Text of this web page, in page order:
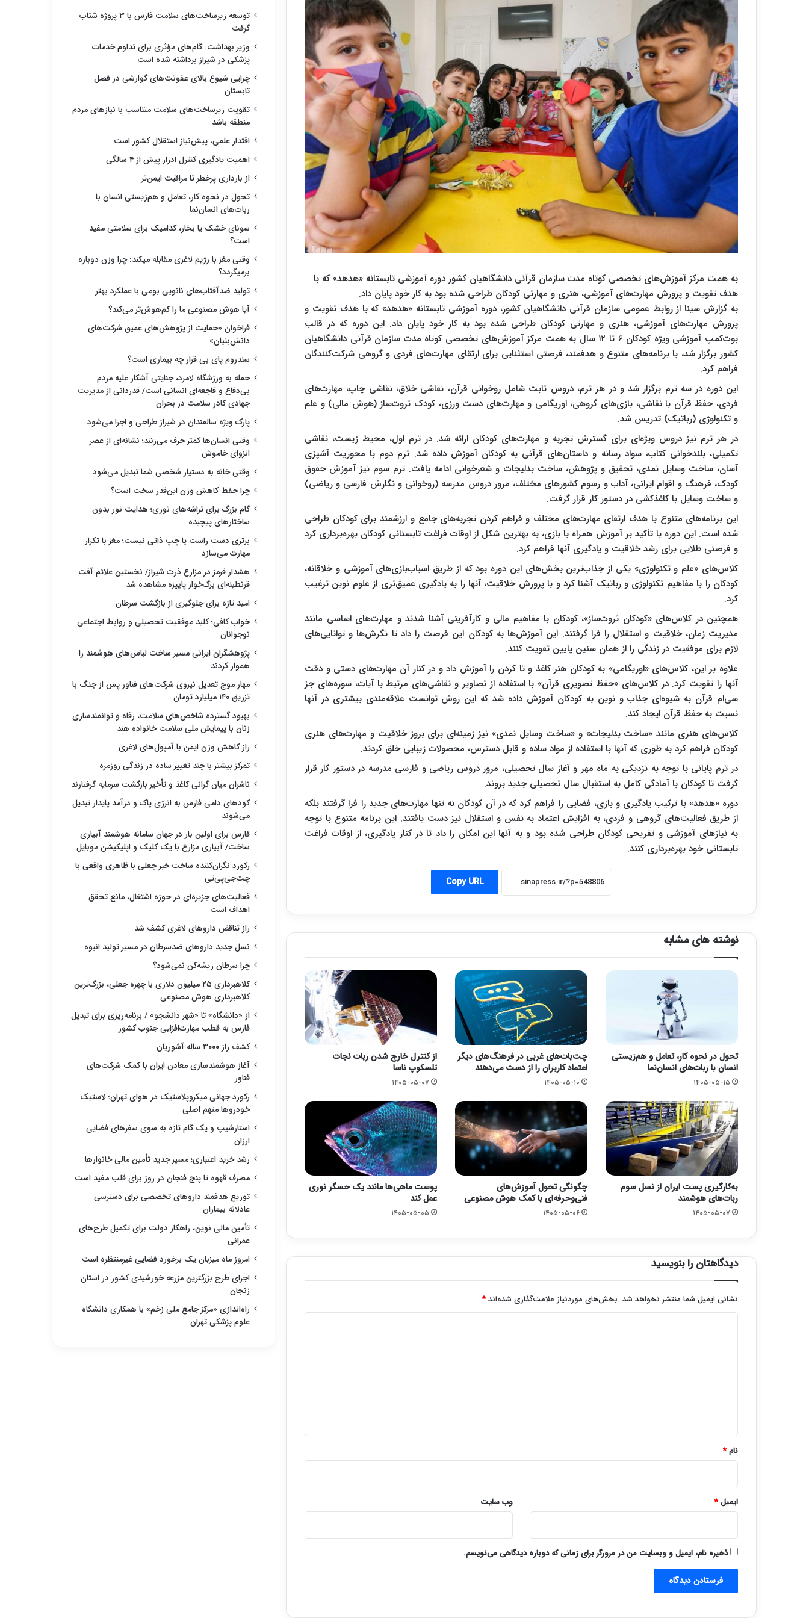
به همت مرکز آموزش‌های تخصصی کوتاه مدت سازمان قرآنی دانشگاهیان کشور دوره آموزشی تابستانه «هدهد» که با
هدف تقویت و پرورش مهارت‌های آموزشی، هنری و مهارتی کودکان طراحی شده بود به کار خود پایان داد.
به گزارش سینا از روابط عمومی سازمان قرآنی دانشگاهیان کشور، دوره آموزشی تابستانه «هدهد» که با هدف تقویت و
پرورش مهارت‌های آموزشی، هنری و مهارتی کودکان طراحی شده بود به کار خود پایان داد. این دوره که در قالب
بوت‌کمپ آموزشی ویژه کودکان ۶ تا ۱۲ سال به همت مرکز آموزش‌های تخصصی کوتاه مدت سازمان قرآنی دانشگاهیان
کشور برگزار شد، با برنامه‌های متنوع و هدفمند، فرصتی استثنایی برای ارتقای مهارت‌های فردی و گروهی شرکت‌کنندگان
فراهم کرد.
این دوره در سه ترم برگزار شد و در هر ترم، دروس ثابت شامل روخوانی قرآن، نقاشی خلاق، نقاشی چاپ، مهارت‌های
فردی، حفظ قرآن با نقاشی، بازی‌های گروهی، اوریگامی و مهارت‌های دست ورزی، کودک ثروت‌ساز (هوش مالی) و علم
و تکنولوژی (رباتیک) تدریس شد.
در هر ترم نیز دروس ویژه‌ای برای گسترش تجربه و مهارت‌های کودکان ارائه شد. در ترم اول، محیط زیست، نقاشی
تکمیلی، بلندخوانی کتاب، سواد رسانه و داستان‌های قرآنی به کودکان آموزش داده شد. ترم دوم با محوریت آشپزی
آسان، ساخت وسایل نمدی، تحقیق و پژوهش، ساخت بدلیجات و شعرخوانی ادامه یافت. ترم سوم نیز آموزش حقوق
کودک، فرهنگ و اقوام ایرانی، آداب و رسوم کشورهای مختلف، مرور دروس مدرسه (روخوانی و نگارش فارسی و ریاضی)
و ساخت وسایل با کاغذکشی در دستور کار قرار گرفت.
این برنامه‌های متنوع با هدف ارتقای مهارت‌های مختلف و فراهم کردن تجربه‌های جامع و ارزشمند برای کودکان طراحی
شده است. این دوره با تأکید بر آموزش همراه با بازی، به بهترین شکل از اوقات فراغت تابستانی کودکان بهره‌برداری کرد
و فرصتی طلایی برای رشد خلاقیت و یادگیری آنها فراهم کرد.
کلاس‌های «علم و تکنولوژی» یکی از جذاب‌ترین بخش‌های این دوره بود که از طریق اسباب‌بازی‌های آموزشی و خلاقانه،
کودکان را با مفاهیم تکنولوژی و رباتیک آشنا کرد و با پرورش خلاقیت، آ‌نها را به یادگیری عمیق‌تری از علوم نوین ترغیب
کرد.
همچنین در کلاس‌های «کودکان ثروت‌ساز»، کودکان با مفاهیم مالی و کارآفرینی آشنا شدند و مهارت‌های اساسی مانند
مدیریت زمان، خلاقیت و استقلال را فرا گرفتند. این آموزش‌ها به کودکان این فرصت را داد تا نگرش‌ها و توانایی‌های
لازم برای موفقیت در زندگی را از همان سنین پایین تقویت کنند.
علاوه بر این، کلاس‌های «اوریگامی» به کودکان هنر کاغذ و تا کردن را آموزش داد و در کنار آن مهارت‌های دستی و دقت
آنها را تقویت کرد. در کلاس‌های «حفظ تصویری قرآن» با استفاده از تصاویر و نقاشی‌های مرتبط با آیات، سوره‌های جز
سی‌ام قرآن به شیوه‌ای جذاب و نوین به کودکان آموزش داده شد که این روش توانست علاقه‌مندی بیشتری در آنها
نسبت به حفظ قرآن ایجاد کند.
کلاس‌های هنری مانند «ساخت بدلیجات» و «ساخت وسایل نمدی» نیز زمینه‌ای برای بروز خلاقیت و مهارت‌های هنری
کودکان فراهم کرد به طوری که آنها با استفاده از مواد ساده و قابل دسترس، محصولات زیبایی خلق کردند.
در ترم پایانی با توجه به نزدیکی به ماه مهر و آغاز سال تحصیلی، مرور دروس ریاضی و فارسی مدرسه در دستور کار قرار
گرفت تا کودکان با آمادگی کامل به استقبال سال تحصیلی جدید بروند.
دوره «هدهد» با ترکیب یادگیری و بازی، فضایی را فراهم کرد که در آن کودکان نه تنها مهارت‌های جدید را فرا گرفتند بلکه
از طریق فعالیت‌های گروهی و فردی، به افزایش اعتماد به نفس و استقلال نیز دست یافتند. این برنامه متنوع با توجه
به نیازهای آموزشی و تفریحی کودکان طراحی شده بود و به آنها این امکان را داد تا در کنار یادگیری، از اوقات فراغت
تابستانی خود بهره‌برداری کنند.
Copy URL
نوشته های مشابه
تحول در نحوه کار، تعامل و هم‌زیستی
انسان با ربات‌های انسان‌نما
۱۴۰۵-۰۵-۱۵
چت‌بات‌های غربی در فرهنگ‌های دیگر
اعتماد کاربران را از دست می‌دهند
۱۴۰۵-۰۵-۱۰
از کنترل خارج شدن ربات نجات
تلسکوپ ناسا
۱۴۰۵-۰۵-۰۷
به‌کارگیری پست ایران از نسل سوم
ربات‌های هوشمند
۱۴۰۵-۰۵-۰۷
چگونگی تحول آموزش‌های
فنی‌وحرفه‌ای با کمک هوش مصنوعی
۱۴۰۵-۰۵-۰۶
پوست ماهی‌ها مانند یک حسگر نوری
عمل کند
۱۴۰۵-۰۵-۰۵
دیدگاهتان را بنویسید
نشانی ایمیل شما منتشر نخواهد شد. بخش‌های موردنیاز علامت‌گذاری شده‌اند*
نام*
ایمیل* وب‌ سایت
ذخیره نام، ایمیل و وبسایت من در مرورگر برای زمانی که دوباره دیدگاهی می‌نویسم.
توسعه زیرساخت‌های سلامت فارس با ۳ پروژه شتاب
گرفت
وزیر بهداشت: گام‌های مؤثری برای تداوم خدمات
پزشکی در شیراز برداشته شده است
چرایی شیوع بالای عفونت‌های گوارشی در فصل
تابستان
تقویت زیرساخت‌های سلامت متناسب با نیازهای مردم
منطقه باشد
اقتدار علمی، پیش‌نیاز استقلال کشور است
اهمیت یادگیری کنترل ادرار پیش از ۴ سالگی
از بارداری پرخطر تا مراقبت ایمن‌تر
تحول در نحوه کار، تعامل و هم‌زیستی انسان با
ربات‌های انسان‌نما
سونای خشک یا بخار، کدامیک برای سلامتی مفید
است؟
وقتی مغز با رژیم لاغری مقابله میکند: چرا وزن دوباره
برمیگردد؟
تولید ضدآفتاب‌های نانویی بومی با عملکرد بهتر
آیا هوش مصنوعی ما را کم‌هوش‌تر می‌کند؟
فراخوان «حمایت از پژوهش‌های عمیق شرکت‌های
دانش‌بنیان»
سندروم پای بی قرار چه بیماری است؟
حمله به ورزشگاه لامرد، جنایتی آشکار علیه مردم
بی‌دفاع و فاجعه‌ای انسانی است/ قدردانی از مدیریت
جهادی کادر سلامت در بحران
پارک ویژه سالمندان در شیراز طراحی و اجرا می‌شود
وقتی انسان‌ها کمتر حرف می‌زنند؛ نشانه‌ای از عصر
انزوای خاموش
وقتی خانه به دستیار شخصی شما تبدیل می‌شود
چرا حفظ کاهش وزن این‌قدر سخت است؟
گام بزرگ برای تراشه‌های نوری؛ هدایت نور بدون
ساختارهای پیچیده
برتری دست راست یا چپ ذاتی نیست؛ مغز با تکرار
مهارت می‌سازد
هشدار قرمز در مزارع ذرت شیراز/ نخستین علائم آفت
قرنطینه‌ای برگ‌خوار پاییزه مشاهده شد
امید تازه برای جلوگیری از بازگشت سرطان
خواب کافی؛ کلید موفقیت تحصیلی و روابط اجتماعی
نوجوانان
پژوهشگران ایرانی مسیر ساخت لباس‌های هوشمند را
هموار کردند
مهار موج تعدیل نیروی شرکت‌های فناور پس از جنگ با
تزریق ۱۴۰ میلیارد تومان
بهبود گسترده شاخص‌های سلامت، رفاه و توانمندسازی
زنان با پیمایش ملی سلامت خانواده هند
راز کاهش وزن ایمن با آمپول‌های لاغری
تمرکز بیشتر با چند تغییر ساده در زندگی روزمره
ناشران میان گرانی کاغذ و تأخیر بازگشت سرمایه گرفتارند
کودهای دامی فارس به انرژی پاک و درآمد پایدار تبدیل
می‌شوند
فارس برای اولین بار در جهان سامانه هوشمند آبیاری
ساخت/ آبیاری مزارع با یک کلیک و اپلیکیشن موبایل
رکورد نگران‌کننده ساخت خبر جعلی با ظاهری واقعی با
چت‌جی‌پی‌تی
فعالیت‌های جزیره‌ای در حوزه اشتغال، مانع تحقق
اهداف است
راز تناقض داروهای لاغری کشف شد
نسل جدید داروهای ضدسرطان در مسیر تولید انبوه
چرا سرطان ریشه‌کن نمی‌شود؟
کلاهبرداری ۲۵ میلیون دلاری با چهره جعلی، بزرگ‌ترین
کلاهبرداری هوش مصنوعی
از «دانشگاه» تا «شهر دانشجو» / برنامه‌ریزی برای تبدیل
فارس به قطب مهارت‌افزایی جنوب کشور
کشف راز ۳۰۰۰ ساله آشوریان
آغاز هوشمندسازی معادن ایران با کمک شرکت‌های
فناور
رکورد جهانی میکروپلاستیک در هوای تهران؛ لاستیک
خودروها متهم اصلی
استارشیپ و یک گام تازه به سوی سفرهای فضایی
ارزان
رشد خرید اعتباری؛ مسیر جدید تأمین مالی خانوارها
مصرف قهوه تا پنج فنجان در روز برای قلب مفید است
توزیع هدفمند داروهای تخصصی برای دسترسی
عادلانه بیماران
تأمین مالی نوین، راهکار دولت برای تکمیل طرح‌های
عمرانی
امروز ماه میزبان یک برخورد فضایی غیرمنتظره است
اجرای طرح بزرگترین مزرعه خورشیدی کشور در استان
زنجان
راه‌اندازی «مرکز جامع ملی زخم» با همکاری دانشگاه
علوم پزشکی تهران